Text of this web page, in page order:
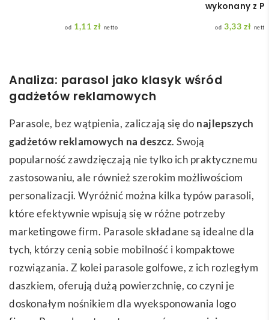
1,11 zł netto
wykonany z
3,33 zł netto
Analiza: parasol jako klasyk wśród
gadżetów reklamowych
Parasole, bez wątpienia, zaliczają się do najlepszych
gadżetów reklamowych na deszcz. Swoją
popularność zawdzięczają nie tylko ich praktycznemu
zastosowaniu, ale również szerokim możliwościom
personalizacji. Wyróżnić można kilka typów parasoli,
które efektywnie wpisują się w różne potrzeby
marketingowe firm. Parasole składane są idealne dla
tych, którzy cenią sobie mobilność i kompaktowe
rozwiązania. Z kolei parasole golfowe, z ich rozległym
daszkiem, oferują dużą powierzchnię, co czyni je
doskonałym nośnikiem dla wyeksponowania logo